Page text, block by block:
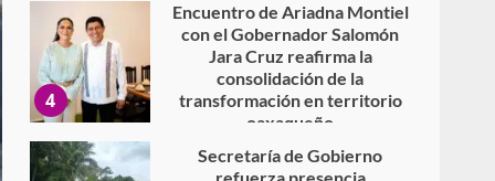
30 julio 2026
5
Secretaría de Gobierno
refuerza presencia
institucional en San Juan
Mazatlán
20 julio 2026
Sanciona Municipio de Oaxaca